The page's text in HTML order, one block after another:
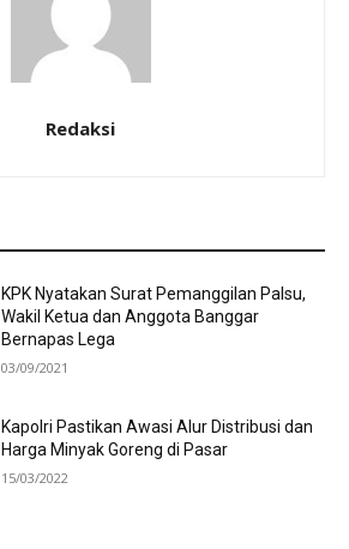
Redaksi
KPK Nyatakan Surat Pemanggilan Palsu,
Wakil Ketua dan Anggota Banggar
Bernapas Lega
03/09/2021
Kapolri Pastikan Awasi Alur Distribusi dan
Harga Minyak Goreng di Pasar
15/03/2022